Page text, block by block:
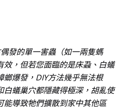
發的單一害蟲（如一兩隻螞
效，但若您面臨的是床蝨、白蟻
螂爆發，DIY方法幾乎無法根
白蟻巢穴都隱藏得極深，胡亂使
能導致牠們擴散到家中其他區